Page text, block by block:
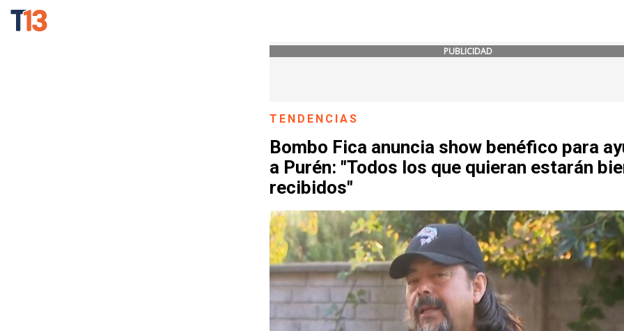
PUBLICIDAD
TENDENCIAS
Bombo Fica anuncia show benéfico para
a Purén: "Todos los que quieran estarán
recibidos"